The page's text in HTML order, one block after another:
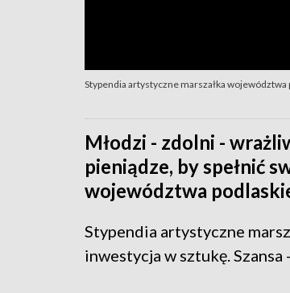
Stypendia artystyczne marszałka
Młodzi - zdolni -
pieniądze, by spełnić
województwa
Stypendia artystyczne
inwestycja w sztukę.